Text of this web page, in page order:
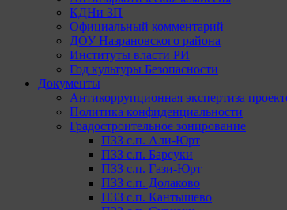
КДНи ЗП
Официальный комментарий
ДОУ Назрановского района
Институты власти РИ
Год культуры Безопасности
Документы
Антикоррупционная экспертиза
Политика конфиденциальности
Градостроительное зонирование
ПЗЗ с.п. Али-Юрт
ПЗЗ с.п. Барсуки
ПЗЗ с.п. Гази-Юрт
ПЗЗ с.п. Долаково
ПЗЗ с.п. Кантышево